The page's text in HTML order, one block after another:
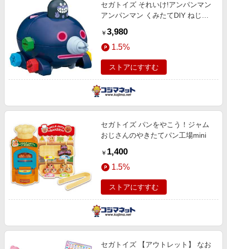
セガトイズ それいけ!アンパンマン
アンパンマン くみたてDIY ねじね
￥ 3,980
1.5%
ストアにすすむ
セガトイズ パンをやこう！ジャム
おじさんのやきたてパン工場mini
￥ 1,400
1.5%
ストアにすすむ
セガトイズ 【アウトレット】 なお